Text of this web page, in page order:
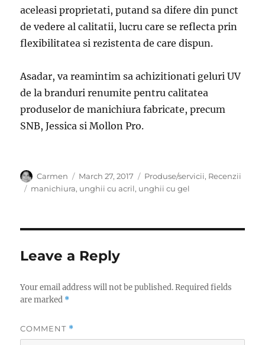
aceleasi proprietati, putand sa difere din punct
de vedere al calitatii, lucru care se reflecta prin
flexibilitatea si rezistenta de care dispun.
Asadar, va reamintim sa achizitionati geluri UV
de la branduri renumite pentru calitatea
produselor de manichiura fabricate, precum
SNB, Jessica si Mollon Pro.
Author
Carmen
Posted
on
March 27, 2017 Categories
Produse/servicii, Recenzii
Tags
manichiura, unghii cu acril, unghii cu gel
Leave a Reply
Your email address will not be published. Required fields
are marked *
COMMENT *